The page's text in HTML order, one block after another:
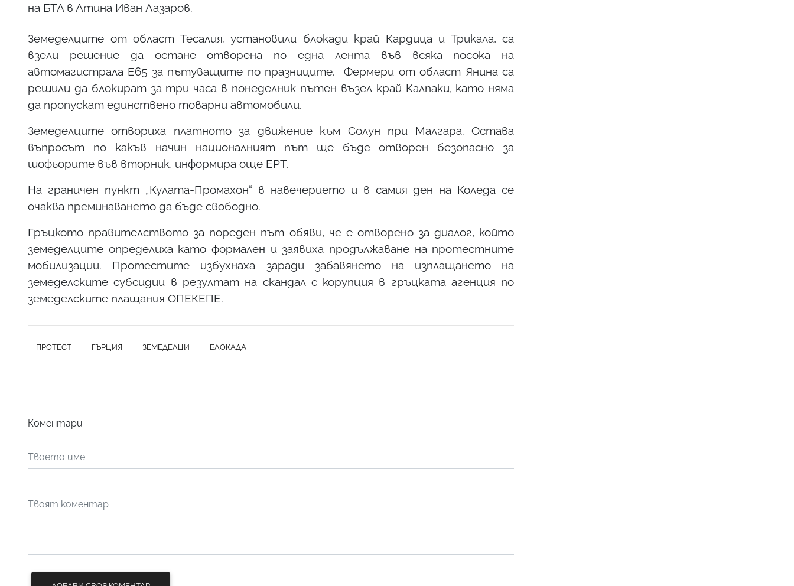
на БТА в Атина Иван Лазаров.
Земеделците от област Тесалия, установили блокади край Кардица и Трикала, са
взели решение да остане отворена по една лента във всяка посока на
автомагистрала Е65 за пътуващите по празниците. Фермери от област Янина са
решили да блокират за три часа в понеделник пътен възел край Калпаки, като няма
да пропускат единствено товарни автомобили.
Земеделците отвориха платното за движение към Солун при Малгара. Остава
въпросът по какъв начин националният път ще бъде отворен безопасно за
шофьорите във вторник, информира още ЕРТ.
На граничен пункт „Кулата-Промахон“ в навечерието и в самия ден на Коледа се
очаква преминаването да бъде свободно.
Гръцкото правителството за пореден път обяви, че е отворено за диалог, който
земеделците определиха като формален и заявиха продължаване на протестните
мобилизации. Протестите избухнаха заради забавянето на изплащането на
земеделските субсидии в резултат на скандал с корупция в гръцката агенция по
земеделските плащания ОПЕКЕПЕ.
ПРОТЕСТ ГЪРЦИЯ ЗЕМЕДЕЛЦИ БЛОКАДА
Коментари